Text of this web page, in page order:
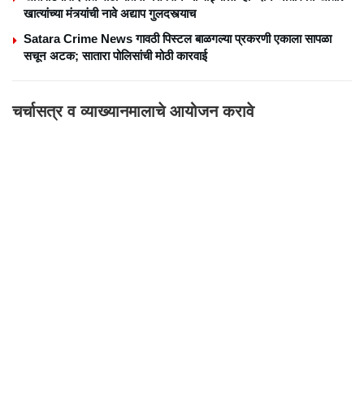
खात्यांच्या मंत्र्यांची नावे अद्याप गुलदस्त्याच
Satara Crime News गावठी पिस्टल बाळगल्या प्रकरणी एकाला सापळा
सचून अटक; सातारा पोलिसांची मोठी कारवाई
चर्चासत्र व व्याख्यानमालाचे आयोजन करावे